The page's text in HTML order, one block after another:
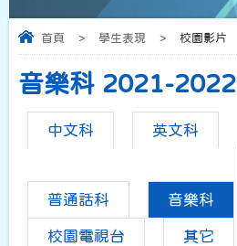
首頁 > 學生表現 > 校園影片
音樂科 2021-2022
中文科 英文科
普通話科 音樂科
校園電視台 其它